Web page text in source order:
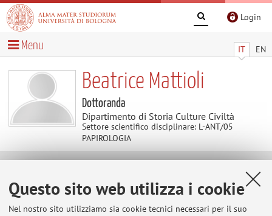
Questo sito web utilizza i cookie
Nel nostro sito utilizziamo sia cookie tecnici necessari per il suo
Login
IT EN
Menu
Beatrice Mattioli
Dottoranda
Dipartimento di Storia Culture Civiltà
Settore scientifico disciplinare: L-ANT/05
PAPIROLOGIA
Contenuti utili
Al momento non sono presenti contenuti.